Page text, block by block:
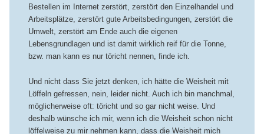
Bestellen im Internet zerstört, zerstört den Einzelhandel und
Arbeitsplätze, zerstört gute Arbeitsbedingungen, zerstört die
Umwelt, zerstört am Ende auch die eigenen
Lebensgrundlagen und ist damit wirklich reif für die Tonne,
bzw. man kann es nur töricht nennen, finde ich.
Und nicht dass Sie jetzt denken, ich hätte die Weisheit mit
Löffeln gefressen, nein, leider nicht. Auch ich bin manchmal,
möglicherweise oft: töricht und so gar nicht weise. Und
deshalb wünsche ich mir, wenn ich die Weisheit schon nicht
löffelweise zu mir nehmen kann, dass die Weisheit mich